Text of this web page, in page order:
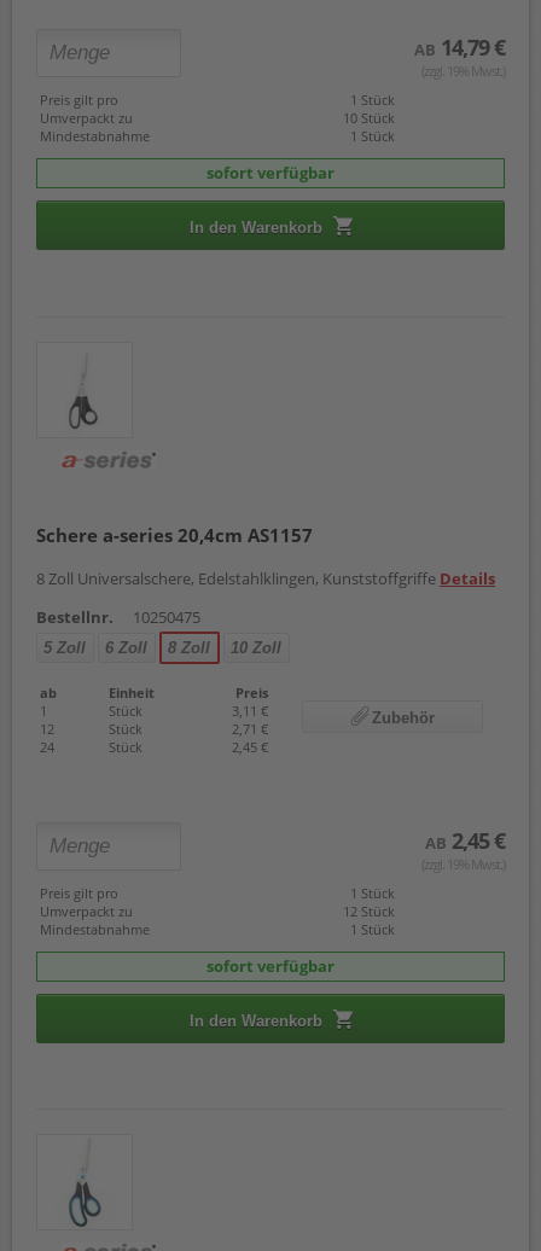
AB 14,79 €
(zzgl. 19% Mwst.)
Preis gilt pro
1 Stück
Umverpackt zu
10 Stück
Mindestabnahme
1 Stück
sofort verfügbar
In den Warenkorb
Schere a-series 20,4cm AS1157
8 Zoll Universalschere, Edelstahlklingen, Kunststoffgriffe Details
Bestellnr.
10250475
5 Zoll 6 Zoll 8 Zoll 10 Zoll
ab Einheit
Preis
1
Stück
3,11 €
12
Stück
2,71 €
24
Stück 2,45 €
Zubehör
AB 2,45 €
(zzgl. 19% Mwst.)
Preis gilt pro
1 Stück
Umverpackt zu
12 Stück
Mindestabnahme
1 Stück
sofort verfügbar
In den Warenkorb